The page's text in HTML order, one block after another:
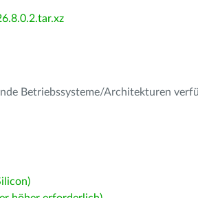
Betriebssysteme/Architekturen